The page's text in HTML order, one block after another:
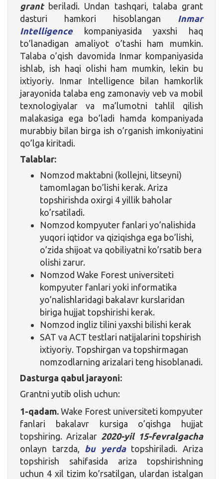
grant beriladi. Undan tashqari, talaba grant
dasturi hamkori hisoblangan Inmar
Intelligencekompaniyasida yaxshi haq
to’lanadigan amaliyot o’tashi ham mumkin.
Talaba o’qish davomida Inmar kompaniyasida
ishlab, ish haqi olishi ham mumkin, lekin bu
ixtiyoriy. Inmar Intelligence bilan hamkorlik
jarayonida talaba eng zamonaviy veb va mobil
texnologiyalar va ma’lumotni tahlil qilish
malakasiga ega bo’ladi hamda kompaniyada
murabbiy bilan birga ish o’rganish imkoniyatini
qo’lga kiritadi.
Talablar:
Nomzod maktabni (kollejni, litseyni)
tamomlagan bo’lishi kerak. Ariza
topshirishda oxirgi 4 yillik baholar
ko’rsatiladi.
Nomzod kompyuter fanlari yo’nalishida
yuqori iqtidor va qiziqishga ega bo’lishi,
o’zida shijoat va qobiliyatni ko’rsatib bera
olishi zarur.
Nomzod Wake Forest universiteti
kompyuter fanlari yoki informatika
yo’nalishlaridagi bakalavr kurslaridan
biriga hujjat topshirishi kerak.
Nomzod ingliz tilini yaxshi bilishi kerak
SAT va ACT testlari natijalarini topshirish
ixtiyoriy. Topshirgan va topshirmagan
nomzodlarning arizalari teng hisoblanadi.
Dasturga qabul jarayoni:
Grantni yutib olish uchun:
1-qadam. Wake Forest universiteti kompyuter
fanlari bakalavr kursiga o’qishga hujjat
topshiring. Arizalar 2020-yil 15-fevralgacha
onlayn tarzda, bu yerdatopshiriladi. Ariza
topshirish sahifasida ariza topshirishning
uchun 4 xil tizim ko’rsatilgan, ulardan istalgan